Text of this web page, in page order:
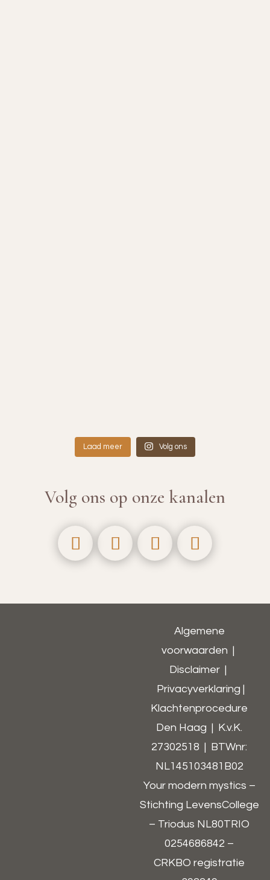
Laad meer Volg ons
Volg ons op onze kanalen
Algemene
voorwaarden
Disclaimer
Privacyverklaring
Klachtenprocedure
Den Haag | K.v.K.
27302518 | BTWnr:
NL145103481B02​
Your modern mystics –
Stichting LevensCollege
– Triodus NL80TRIO
0254686842 –
CRKBO registratie